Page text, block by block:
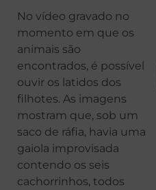
No vídeo gravado no
momento em que os
animais são
encontrados, é possível
ouvir os latidos dos
filhotes. As imagens
mostram que, sob um
saco de ráfia, havia uma
gaiola improvisada
contendo os seis
cachorrinhos, todos